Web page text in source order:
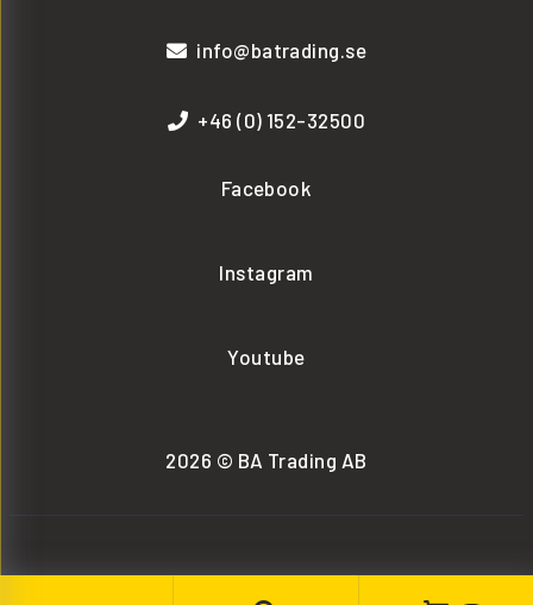
info@batrading.se
+46 (0) 152-32500
Facebook
Instagram
Youtube
2026 © BA Trading AB